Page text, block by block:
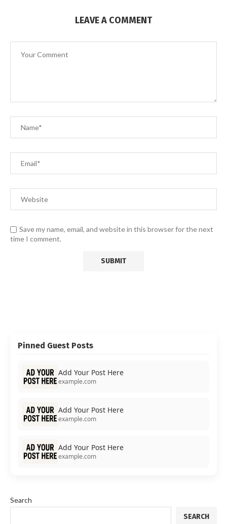
LEAVE A COMMENT
Save my name, email, and website in this browser for the next
time I comment.
Pinned Guest Posts
Add Your Post Here
example.com
Add Your Post Here
example.com
Add Your Post Here
example.com
Search
SEARCH